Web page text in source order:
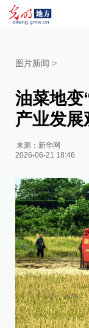
图片新闻 >
油菜地
产业发展
来源： 新华网
2026-06-21 18:46